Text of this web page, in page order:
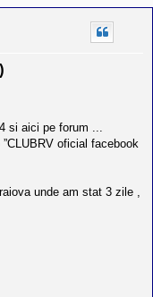
si aici pe forum ...
oficial facebook
unde am stat 3 zile ,